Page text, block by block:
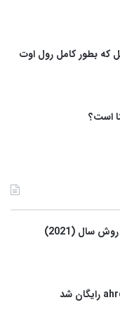
که بطور کامل رول اوت
است؟
سال (2021)